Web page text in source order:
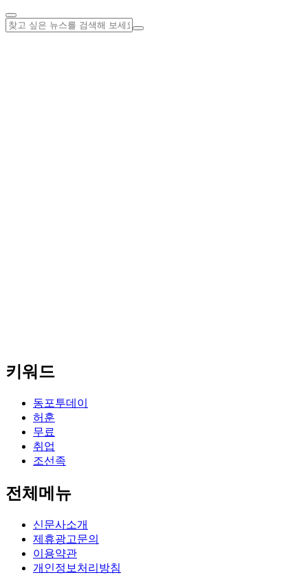
키워드
동포투데이
허훈
무료
취업
조선족
전체메뉴
신문사소개
제휴광고문의
이용약관
개인정보처리방침